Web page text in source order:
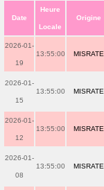
Date
Heure
Locale
Origine
2026-01-
19
13:55:00 MISRATE
2026-01-
15
13:55:00 MISRATE
2026-01-
12
13:55:00 MISRATE
2026-01-
08
13:55:00 MISRATE